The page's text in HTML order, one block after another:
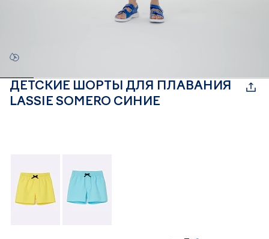
ДЕТСКИЕ ШОРТЫ ДЛЯ ПЛАВАНИЯ
LASSIE SOMERO СИНИЕ